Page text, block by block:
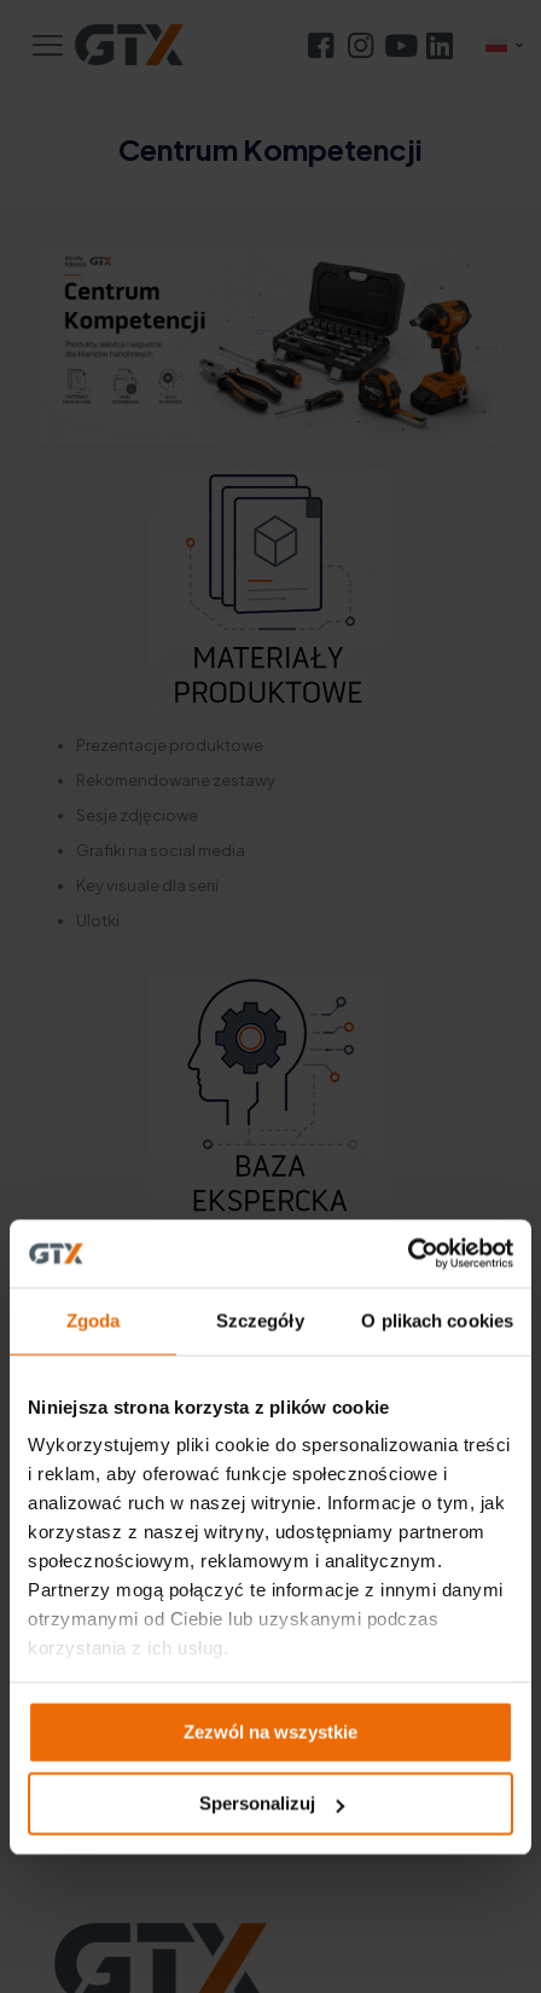
Zgoda Szczegóły O plikach cookies
Niniejsza strona korzysta z plików cookie
Wykorzystujemy pliki cookie do spersonalizowania treści
i reklam, aby oferować funkcje społecznościowe i
analizować ruch w naszej witrynie. Informacje o tym, jak
korzystasz z naszej witryny, udostępniamy partnerom
społecznościowym, reklamowym i analitycznym.
Partnerzy mogą połączyć te informacje z innymi danymi
otrzymanymi od Ciebie lub uzyskanymi podczas
korzystania z ich usług.
Zezwól na wszystkie
Spersonalizuj
Centrum Kompetencji
Prezentacje produktowe
Rekomendowane zestawy
Sesje zdjęciowe
Grafiki na social media
Key visuale dla serii
Ulotki
Artykuły
Tabele specyfikacji
Video
Powrót do Strefy Klienta GTX
Katalogi
Paczka logotypów